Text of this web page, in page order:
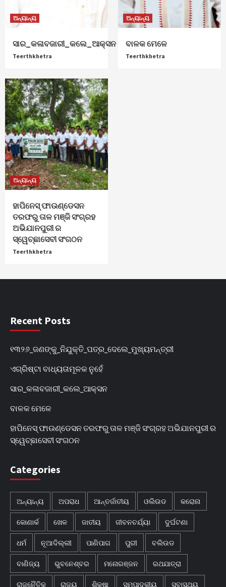
ଅନ୍ୟାନ୍ୟ
ସାର_କଳାବଜାରୀ_କଲେ_ଆକ୍ସନ
Teerthkhetra
ଅନ୍ୟାନ୍ୟ
ବାଳକ ମେଳେ
Teerthkhetra
ଅନ୍ୟାନ୍ୟ
ହାପିନେସ୍ ଫାଉଣ୍ଡେସନ
ତରଫରୁ ତାଳ ମଞ୍ଜି ସଂଗ୍ରହ
ଅଭିଯାନପୁରୀ ର
ସ୍ୱେଚ୍ଛାସେବୀ ସଂଗଠନ
Teerthkhetra
Recent Posts
୧୩୨୬_ଜଣଙ୍କୁ_ନିଯୁକ୍ତି_ପତ୍ର_ଦେଲେ_ମୁଖ୍ୟମନ୍ତ୍ରୀ
ଏଗ୍ରିଷ୍ଟା ବାଧ୍ୟତାମୂଳକ ନୁହେଁ
ସାର_କଳାବଜାରୀ_କଲେ_ଆକ୍ସନ
ବାଳକ ମେଳେ
ହାପିନେସ୍ ଫାଉଣ୍ଡେସନ ତରଫରୁ ତାଳ ମଞ୍ଜି ସଂଗ୍ରହ ଅଭିଯାନପୁରୀ ର
ସ୍ୱେଚ୍ଛାସେବୀ ସଂଗଠନ
Categories
ଅନ୍ୟାନ୍ୟ ଅପରାଧ ଆନ୍ତର୍ଜାତୀୟ ଓଲିଉଡ କରୋନା
କୋଣାର୍କ ଖେଳ ଜାତୀୟ ଜୀବନଚର୍ଯ୍ୟା ଦୁର୍ଘଟଣା
ଧର୍ମ ନୂଆଦିଲ୍ଲୀ ପାଣିପାଗ ପୁରୀ ବଲିଉଡ
ବାଣିଜ୍ୟ ଭୁବନେଶ୍ବର ମନୋରଞ୍ଜନ ରଥଯାତ୍ରା
ରାଜନୈତିକ ରାଜ୍ୟ ଶିକ୍ଷା ସମ୍ପାଦକୀୟ ସ୍ବାସ୍ଥ୍ୟ